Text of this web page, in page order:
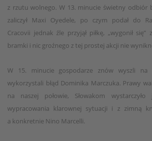
z rzutu wolnego. W 13. minucie świetny odbiór
zaliczył Maxi Oyedele, po czym podał do
Cracovii jednak źle przyjął piłkę, „wygonił się”
bramki i nic groźnego z tej prostej akcji nie
W 15. minucie gospodarze znów wyszli na
wykorzystali błąd Dominika Marczuka. Prawy
na naszej połowie, Słowakom
wypracowania klarownej sytuacji i z zimną
a konkretnie Nino Marcelli.